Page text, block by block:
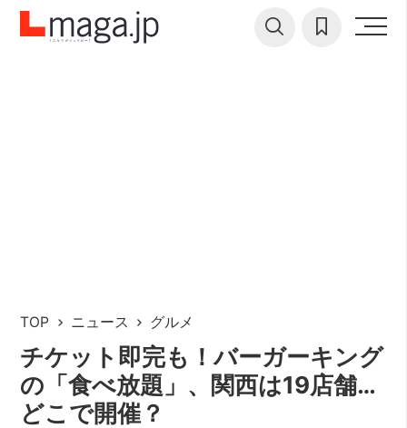
TOP ニュース グルメ
チケット即完も！バーガーキング
の「食べ放題」、関西は19店舗…
どこで開催？